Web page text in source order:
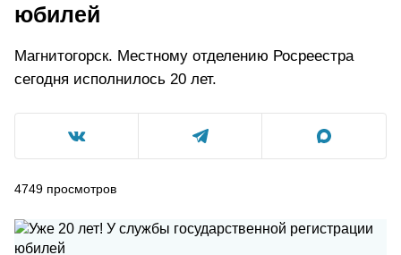
юбилей
Магнитогорск. Местному отделению Росреестра
сегодня исполнилось 20 лет.
4749 просмотров